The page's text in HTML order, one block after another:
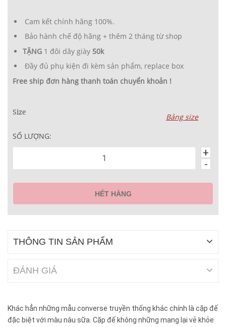
Cam kết chính hãng 100%.
Bảo hành chế độ hãng + thêm 2 tháng từ shop
TẶNG 1 đôi dây giày 50k
Đầy đủ phụ kiện đi kèm sản phẩm, replace box
Free ship đơn hàng thanh toán chuyển khoản !
Size
Bảng size
SỐ LƯỢNG:
-
+
HẾT HÀNG
THÔNG TIN SẢN PHẨM
ĐÁNH GIÁ
Khác hẳn những mẫu converse truyền thống khác chính là cặp đế
đặc biệt với màu nâu sữa. Cặp đế không những mang lại vẻ khỏe